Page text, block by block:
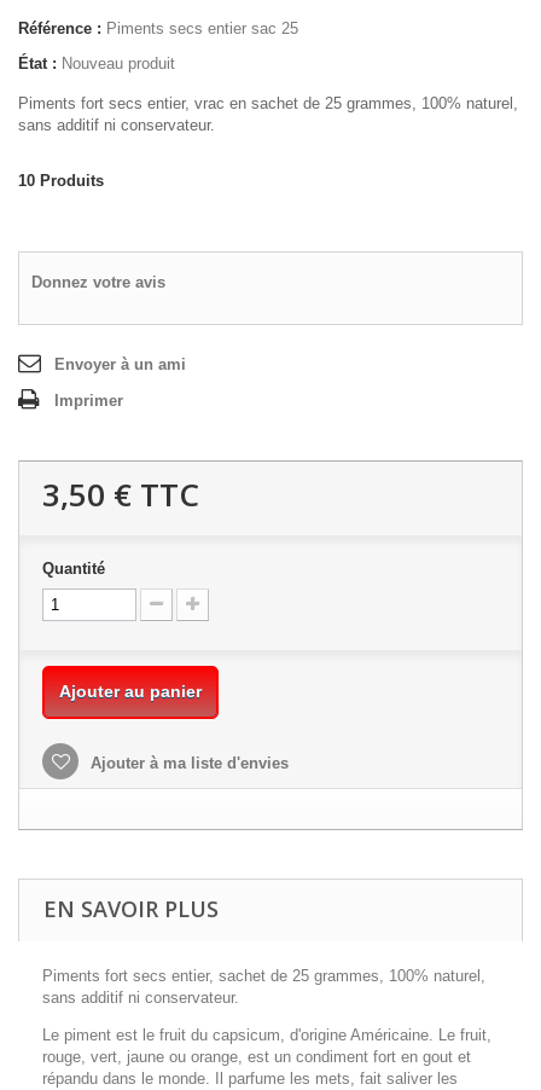
Référence : Piments secs entier sac 25
État : Nouveau produit
Piments fort secs entier, vrac en sachet de 25 grammes, 100% naturel,
sans additif ni conservateur.
10 Produits
Donnez votre avis
Envoyer à un ami
Imprimer
3,50 € TTC
Quantité
Ajouter au panier
Ajouter à ma liste d'envies
EN SAVOIR PLUS
Piments fort secs entier, sachet de 25 grammes, 100% naturel,
sans additif ni conservateur.
Le piment est le fruit du capsicum, d'origine Américaine. Le fruit,
rouge, vert, jaune ou orange, est un condiment fort en gout et
répandu dans le monde. Il parfume les mets, fait saliver les